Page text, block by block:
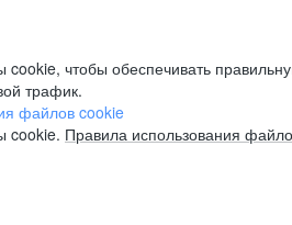
чтобы обеспечивать
трафик.
файлов cookie
cookie. Правила использования